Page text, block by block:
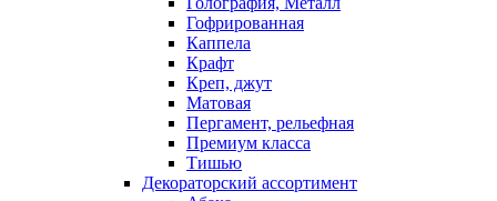
Гофрированная
Каппела
Крафт
Креп, джут
Матовая
Пергамент, рельефная
Премиум класса
Тишью
Декораторский ассортимент